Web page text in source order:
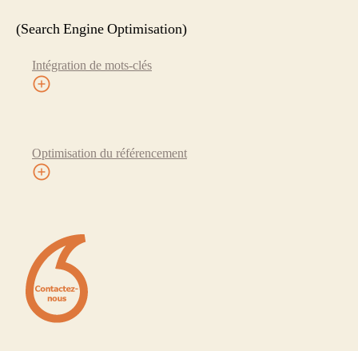
(Search Engine Optimisation)
Intégration de mots-clés
Optimisation du référencement